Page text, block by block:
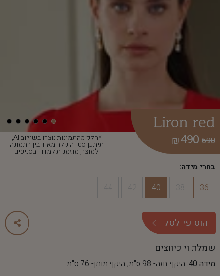
*חלק מהתמונות נוצרו בשילוב AI,
תיתכן סטייה קלה מאוד בין התמונה
למוצר, מוזמנות למדוד בסניפים
Liron red
690
490
₪
בחרי מידה:
36
40
הוסיפי לסל
שמלת וי כיווצים
מידה 40:
היקף חזה- 98 ס"מ, היקף מותן- 76 ס"מ